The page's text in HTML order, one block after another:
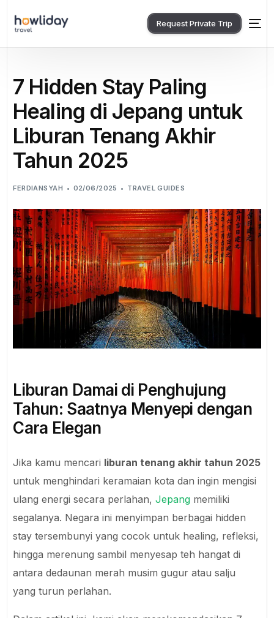
Request Private Trip
7 Hidden Stay Paling
Healing di Jepang untuk
Liburan Tenang Akhir
Tahun 2025
FERDIANSYAH 02/06/2025 TRAVEL GUIDES
Liburan Damai di Penghujung
Tahun: Saatnya Menyepi dengan
Cara Elegan
Jika kamu mencari liburan tenang akhir tahun 2025
untuk menghindari keramaian kota dan ingin mengisi
ulang energi secara perlahan,Jepang memiliki
segalanya. Negara ini menyimpan berbagai hidden
stay tersembunyi yang cocok untuk healing, refleksi,
hingga merenung sambil menyesap teh hangat di
antara dedaunan merah musim gugur atau salju
yang turun perlahan.